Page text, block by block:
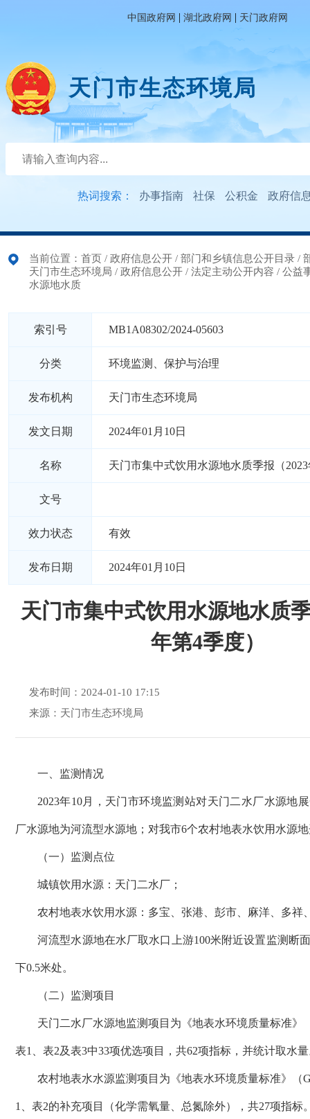
中国政府网 | 湖北政府网 | 天门政府网
天门市生态环境局
热词搜索： 办事指南 社保 公积金 政府信
当前位置： 首页 / 政府信息公开 / 部门和乡镇信息公开目录 /
天门市生态环境局 / 政府信息公开 / 法定主动公开内容 / 公益
水源地水质
索引号 MB1A08302/2024-05603
分类 环境监测、保护与治理
发布机构 天门市生态环境局
发文日期 2024年01月10日
名称 天门市集中式饮用水源地水质季报（
文号
效力状态 有效
发布日期 2024年01月10日
天门市集中式饮用水源地水质
年第4季度）
发布时间：2024-01-10 17:15
来源：天门市生态环境局
一、监测情况
2023年10月，天门市环境监测站对天门二水厂水源地
厂水源地为河流型水源地；对我市6个农村地表水饮用水源
（一）监测点位
城镇饮用水源：天门二水厂；
农村地表水饮用水源：多宝、张港、彭市、麻洋、多祥
河流型水源地在水厂取水口上游100米附近设置监测断
下0.5米处。
（二）监测项目
天门二水厂水源地监测项目为《地表水环境质量标准》
表1、表2及表3中33项优选项目，共62项指标，并统计取水
农村地表水水源监测项目为《地表水环境质量标准》（
1、表2的补充项目（化学需氧量、总氮除外），共27项指标